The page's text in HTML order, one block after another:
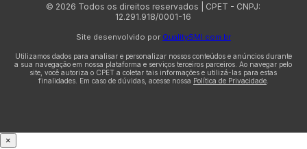
© 2026 Todos os direitos reservados | CPET - CNPJ:
12.291.918/0001-16
Site desenvolvido por QualitySMI.com.br
Utilizamos dados para analisar e personalizar nossos conteúdos e anúncios durante
a sua navegação em nossa plataforma e serviços terceiros parceiros. Ao navegar pelo
site, você autoriza o CPET a coletar tais informações e utilizá-las para estas
finalidades. Em caso de dúvidas, acesse nossa Política de Privacidade
×